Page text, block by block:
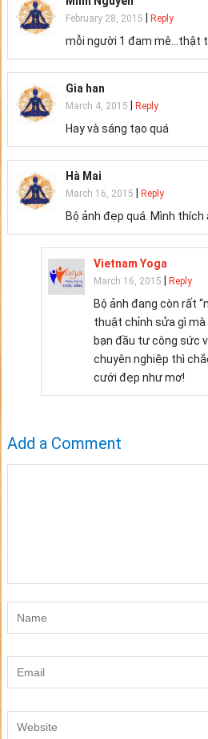
February 28, 2015 | Reply
mỗi người 1 đam mê…thật
Gia han
March 4, 2015 | Reply
Hay và sáng tạo quá
Hà Mai
March 16, 2015 | Reply
Bộ ảnh đẹp quá. Mình thích
Vietnam Yoga
March 16, 2015 | Reply
Bộ ảnh đang còn rất
thuật chỉnh sửa gì mà
bạn đầu tư công sức
chuyên nghiệp thì
cưới đẹp như mơ!
Add a Comment